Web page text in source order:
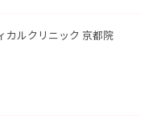
カルクリニック 京都院